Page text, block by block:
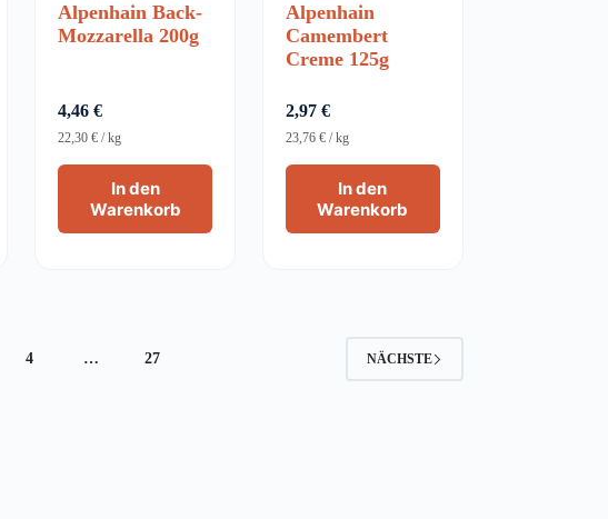
Alpenhain Back-
Mozzarella 200g
4,46€
In den
Warenkorb
22,30€ /kg
Alpenhain
Camembert
Creme 125g
2,97 €
In den
Warenkorb
23,76 €/kg
4 … 27 NÄCHSTE